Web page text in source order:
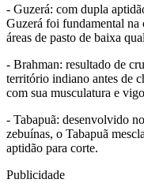
- Guzerá: com dupla
Guzerá foi fundamental na
áreas de pasto de baixa
- Brahman: resultado de
território indiano antes de
com sua musculatura e
- Tabapuã: desenvolvido
zebuínas, o Tabapuã
aptidão para corte.
Publicidade